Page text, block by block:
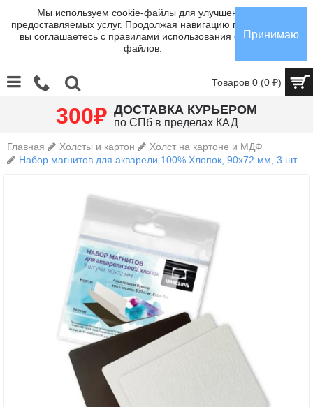
Мы используем cookie-файлы для улучшения
предоставляемых услуг. Продолжая навигацию по сайту,
вы соглашаетесь с правилами использования cookie-
файлов.
Принимаю
Товаров 0 (0 ₽)
300₽ ДОСТАВКА КУРЬЕРОМ
по СПб в пределах КАД
Главная Холсты и картон
Холст на картоне и МДФ
Набор магнитов для акварели 100% Хлопок, 90х72 мм, 3 шт